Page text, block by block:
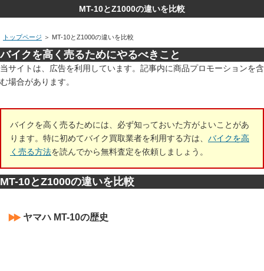
MT-10とZ1000の違いを比較
トップページ ＞ MT-10とZ1000の違いを比較
バイクを高く売るためにやるべきこと
当サイトは、広告を利用しています。記事内に商品プロモーションを含
む場合があります。
バイクを高く売るためには、必ず知っておいた方がよいことがあ
ります。特に初めてバイク買取業者を利用する方は、 バイクを高
く売る方法を読んでから無料査定を依頼しましょう。
MT-10とZ1000の違いを比較
ヤマハ MT-10の歴史